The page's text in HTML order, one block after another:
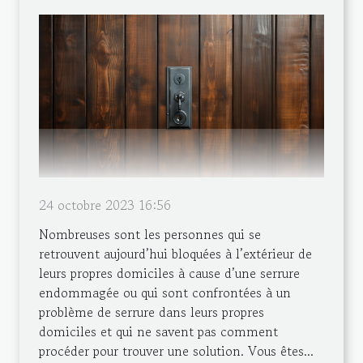
24 octobre 2023 16:56
Nombreuses sont les personnes qui se
retrouvent aujourd’hui bloquées à l’extérieur de
leurs propres domiciles à cause d’une serrure
endommagée ou qui sont confrontées à un
problème de serrure dans leurs propres
domiciles et qui ne savent pas comment
procéder pour trouver une solution. Vous êtes...